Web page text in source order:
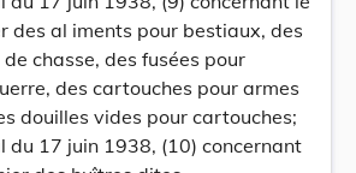
des al iments pour bestiaux, des
chasse, des fusées pour
des cartouches pour armes
douilles vides pour cartouches;
du 17 juin 1938, (10) concernant